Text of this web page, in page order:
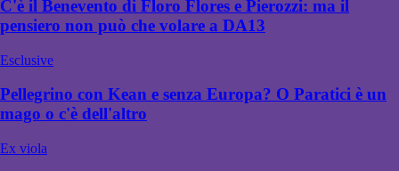
C'è il Benevento di Floro Flores e Pierozzi: ma il
pensiero non può che volare a DA13
Esclusive
Pellegrino con Kean e senza Europa? O Paratici è un
mago o c'è dell'altro
Ex viola